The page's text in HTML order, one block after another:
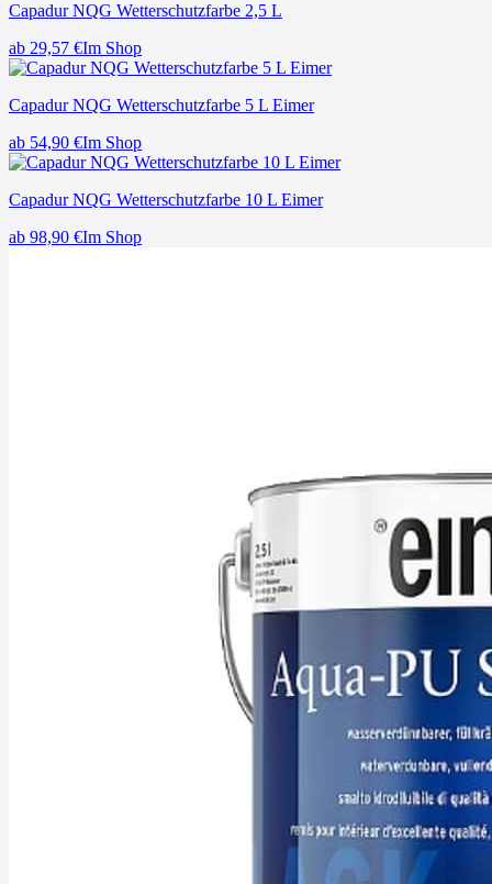
Capadur NQG Wetterschutzfarbe 2,5 L
ab 29,57 €Im Shop
Capadur NQG Wetterschutzfarbe 5 L Eimer
ab 54,90 €Im Shop
Capadur NQG Wetterschutzfarbe 10 L Eimer
ab 98,90 €Im Shop